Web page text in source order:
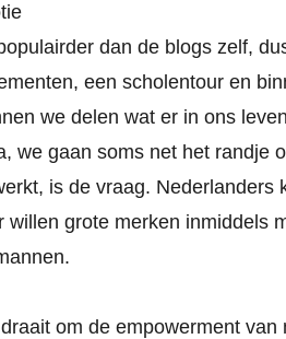
dan de blogs zelf,
een scholentour en
we delen wat er in ons
we gaan soms net het randje
is de vraag.
willen grote merken inmiddels
om de empowerment